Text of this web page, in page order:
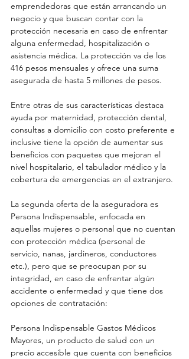
emprendedoras que están arrancando un
negocio y que buscan contar con la
protección necesaria en caso de enfrentar
alguna enfermedad, hospitalización o
asistencia médica. La protección va de los
416 pesos mensuales y ofrece una suma
asegurada de hasta 5 millones de pesos.
Entre otras de sus características destaca
ayuda por maternidad, protección dental,
consultas a domicilio con costo preferente e
inclusive tiene la opción de aumentar sus
beneficios con paquetes que mejoran el
nivel hospitalario, el tabulador médico y la
cobertura de emergencias en el extranjero.
La segunda oferta de la aseguradora es
Persona Indispensable, enfocada en
aquellas mujeres o personal que no cuentan
con protección médica (personal de
servicio, nanas, jardineros, conductores
etc.), pero que se preocupan por su
integridad, en caso de enfrentar algún
accidente o enfermedad y que tiene dos
opciones de contratación:
Persona Indispensable Gastos Médicos
Mayores, un producto de salud con un
precio accesible que cuenta con beneficios